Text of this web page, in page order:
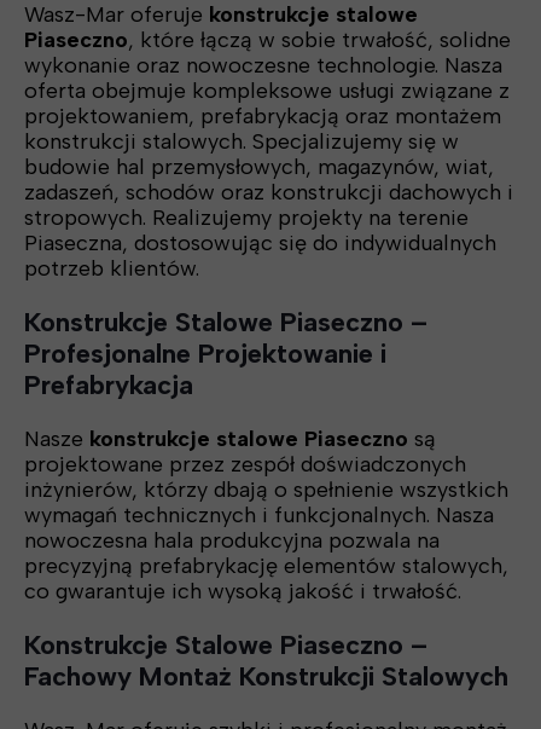
Wasz-Mar oferuje konstrukcje stalowe
Piaseczno, które łączą w sobie trwałość, solidne
wykonanie oraz nowoczesne technologie. Nasza
oferta obejmuje kompleksowe usługi związane z
projektowaniem, prefabrykacją oraz montażem
konstrukcji stalowych. Specjalizujemy się w
budowie hal przemysłowych, magazynów, wiat,
zadaszeń, schodów oraz konstrukcji dachowych i
stropowych. Realizujemy projekty na terenie
Piaseczna, dostosowując się do indywidualnych
potrzeb klientów.
Konstrukcje Stalowe Piaseczno –
Profesjonalne Projektowanie i
Prefabrykacja
Nasze konstrukcje stalowe Piaseczno są
projektowane przez zespół doświadczonych
inżynierów, którzy dbają o spełnienie wszystkich
wymagań technicznych i funkcjonalnych. Nasza
nowoczesna hala produkcyjna pozwala na
precyzyjną prefabrykację elementów stalowych,
co gwarantuje ich wysoką jakość i trwałość.
Konstrukcje Stalowe Piaseczno –
Fachowy Montaż Konstrukcji Stalowych